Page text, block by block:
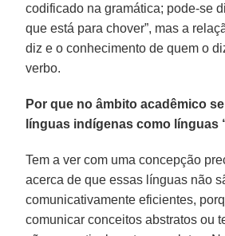
codificado na gramática; pode-se
que está para chover”, mas a
diz e o conhecimento de quem o
verbo.
Por que no âmbito acadêmico
línguas indígenas como línguas
Tem a ver com uma concepção
acerca de que essas línguas não
comunicativamente eficientes,
comunicar conceitos abstratos ou